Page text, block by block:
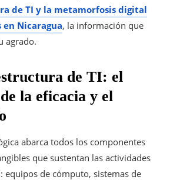
de TI y la metamorfosis digital
en Nicaragua, la información que
agrado.
de TI: el
la eficacia y el
abarca todos los componentes
que sustentan las actividades
equipos de cómputo, sistemas de